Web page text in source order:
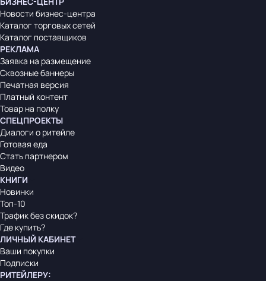
Новости бизнес-центра
Каталог торговых сетей
Каталог поставщиков
РЕКЛАМА
Заявка на размещение
Сквозные баннеры
Печатная версия
Платный контент
Товар на полку
СПЕЦПРОЕКТЫ
Диалоги о ритейле
Готовая еда
Стать партнером
Видео
КНИГИ
Новинки
Топ-10
Трафик без скидок?
Где купить?
ЛИЧНЫЙ КАБИНЕТ
Ваши покупки
Подписки
РИТЕЙЛЕРУ: